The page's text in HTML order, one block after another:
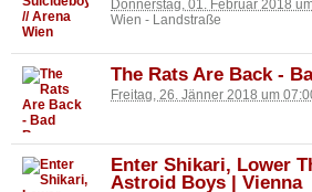
Donnerstag, 01. Februar 2018
Wien - Landstraße
The Rats Are Back -
Freitag, 26. Jänner 2018 um
Enter Shikari, Lower
Astroid Boys | Vienna